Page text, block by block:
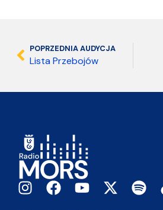
POPRZEDNIA AUDYCJA
Lista Przebojów